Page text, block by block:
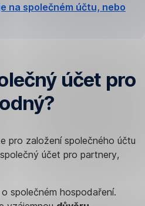
na společném účtu, nebo
účet pro
pro založení společného účtu
účet pro partnery,
o společném hospodaření.